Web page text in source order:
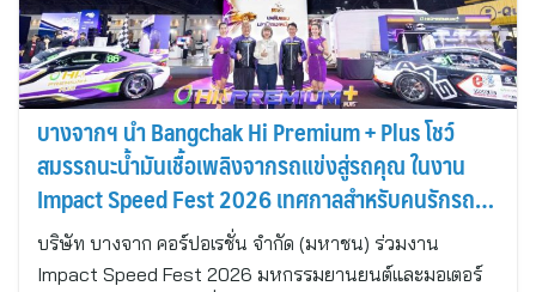
บางจากฯ นำ Bangchak Hi Premium + Plus โชว์
สมรรถนะน้ำมันเชื้อเพลิงจากรถแข่งสู่รถคุณ ในงาน
Impact Speed Fest 2026 เทศกาลสำหรับคนรักรถ
ระดับประเทศ
บริษัท บางจาก คอร์ปอเรชั่น จำกัด (มหาชน) ร่วมงาน
Impact Speed Fest 2026 มหกรรมยานยนต์และมอเตอร์